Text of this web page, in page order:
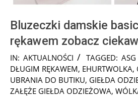
Bluzeczki damskie
rękawem zobacz
2025-
02-
02
IN: AKTUALNOŚCI TAGGED:
DŁUGIM RĘKAWEM, EHURTWOLKA,
UBRANIA DO BUTIKU, GIEŁDA
ZAŁĘŻE GIEŁDA ODZIEŻOWA,